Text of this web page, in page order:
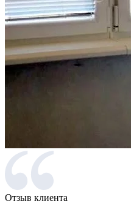
Отзыв клиента